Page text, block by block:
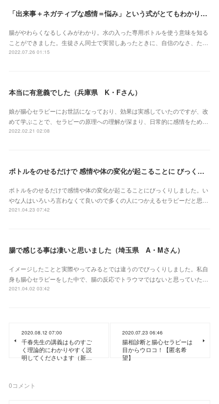
「出来事＋ネガティブな感情＝悩み」という式がとてもわかりやすかったです（埼玉県 S・Eさん）
腸がやわらくなるしくみがわかり。水の入った専用ボトルを使う意味を知る
ことができました。生徒さん同士で実習しあったときに、自信のなさ、た…
2022.07.26 01:15
本当に有意義でした（兵庫県 K・Fさん）
娘が腸心セラピーにお世話になっており、効果は実感していたのですが、改
めて学ぶことで、セラピーの原理への理解が深まり、日常的に感情をため…
2022.02.21 02:08
ボトルをのせるだけで 感情や体の変化が起こることに びっくりしました（三重県 S・Yさん）
ボトルをのせるだけで感情や体の変化が起こることにびっくりしました。い
やな人はいろいろ言わなくて良いので多くの人につかえるセラピーだと思…
2021.04.23 07:42
腸で感じる事は凄いと思いました（埼玉県 A・Mさん）
イメージしたことと実際やってみるとでは違うのでびっくりしました。私自
身も腸心セラピーをした中で、腸の反応でトラウマではないと思っていた…
2021.04.02 03:42
2020.08.12 07:00
千春先生の講義はものすご
く理論的にわかりやすく説
明してくださいます（新…
2020.07.23 06:46
腸相診断と腸心セラピーは
目からウロコ！【匿名希
望】
0コメント